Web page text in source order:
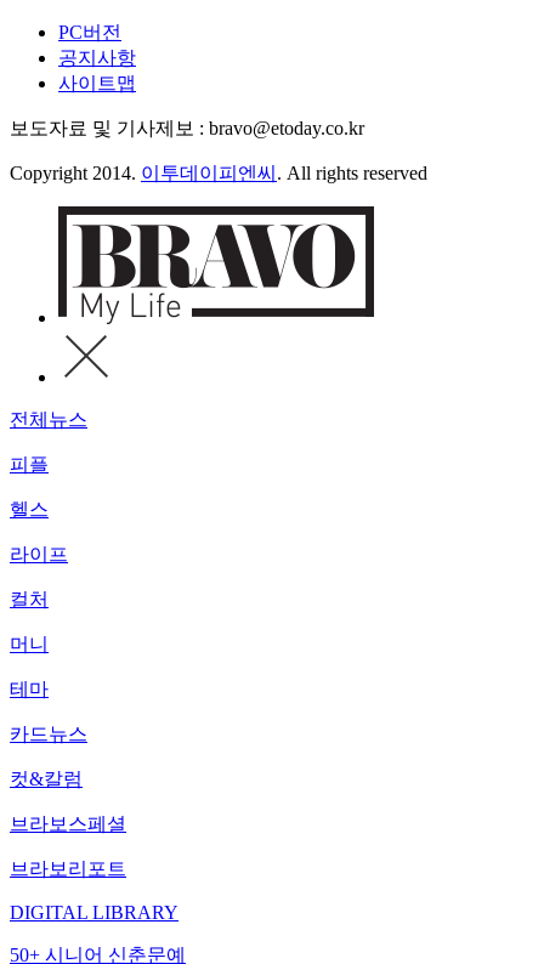
PC버전
공지사항
사이트맵
보도자료 및 기사제보 : bravo@etoday.co.kr
Copyright 2014. 이투데이피엔씨 . All rights reserved
전체뉴스
피플
헬스
라이프
컬처
머니
테마
카드뉴스
컷&칼럼
브라보스페셜
브라보리포트
DIGITAL LIBRARY
50+ 시니어 신춘문예